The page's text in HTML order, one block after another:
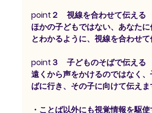
point２　視線を合わせて伝える
ほかの子どもではない、あなた
とわかるように、視線を合わせて
point３　子どものそばで伝える
遠くから声をかけるのではなく
ばに行き、その子に向けて伝えま
・ことば以外にも視覚情報を駆